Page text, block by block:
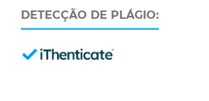
DETECÇÃO DE PLÁGIO: